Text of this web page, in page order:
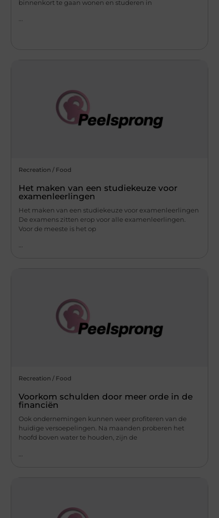
binnenkort te gaan wonen en studeren in
Recreation / Food
Het maken van een studiekeuze voor
examenleerlingen
Het maken van een studiekeuze voor examenleerlingen
De examens zitten erop voor alle examenleerlingen.
Voor de meeste is het op
...
Recreation / Food
Voorkom schulden door meer orde in de
financiën
Ook ondernemingen kunnen weer profiteren van de
huidige versoepelingen. Na maanden proberen het
hoofd boven water te houden, zijn de